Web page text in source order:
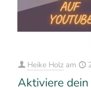
Heike Holz am
Aktiviere dein